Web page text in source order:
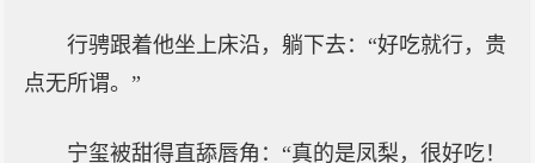
行骋跟着他坐上床沿，躺下去：“好吃就行，贵
点无所谓。”
宁玺被甜得直舔唇角：“真的是凤梨，很好吃！